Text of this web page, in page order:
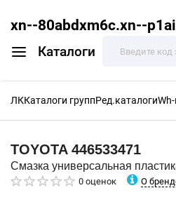
xn--80abdxm6c.xn--p1ai
Каталоги
ЛККаталоги группРед.каталоги
TOYOTA 446533471
Смазка универсальная
0 оценок О